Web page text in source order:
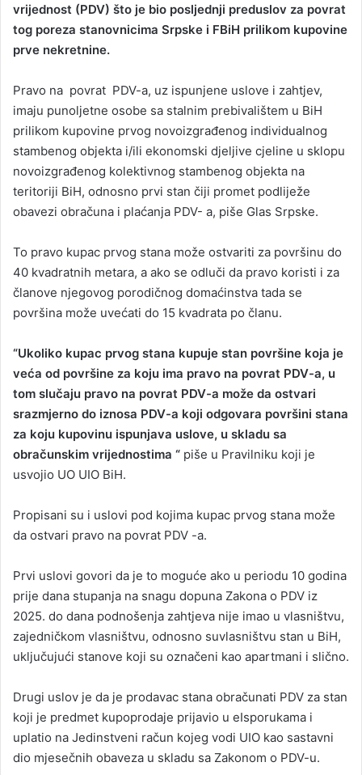
vrijednost (PDV) što je bio posljednji preduslov za povrat
tog poreza stanovnicima Srpske i FBiH prilikom kupovine
prve nekretnine.
Pravo na povrat PDV-a, uz ispunjene uslove i zahtjev,
imaju punoljetne osobe sa stalnim prebivalištem u BiH
prilikom kupovine prvog novoizgrađenog individualnog
stambenog objekta i/ili ekonomski djeljive cjeline u sklopu
novoizgrađenog kolektivnog stambenog objekta na
teritoriji BiH, odnosno prvi stan čiji promet podliježe
obavezi obračuna i plaćanja PDV- a, piše Glas Srpske.
To pravo kupac prvog stana može ostvariti za površinu do
40 kvadratnih metara, a ako se odluči da pravo koristi i za
članove njegovog porodičnog domaćinstva tada se
površina može uvećati do 15 kvadrata po članu.
“Ukoliko kupac prvog stana kupuje stan površine koja je
veća od površine za koju ima pravo na povrat PDV-a, u
tom slučaju pravo na povrat PDV-a može da ostvari
srazmjerno do iznosa PDV-a koji odgovara površini stana
za koju kupovinu ispunjava uslove, u skladu sa
obračunskim vrijednostima “ piše u Pravilniku koji je
usvojio UO UIO BiH.
Propisani su i uslovi pod kojima kupac prvog stana može
da ostvari pravo na povrat PDV -a.
Prvi uslovi govori da je to moguće ako u periodu 10 godina
prije dana stupanja na snagu dopuna Zakona o PDV iz
2025. do dana podnošenja zahtjeva nije imao u vlasništvu,
zajedničkom vlasništvu, odnosno suvlasništvu stan u BiH,
uključujući stanove koji su označeni kao apartmani i slično.
Drugi uslov je da je prodavac stana obračunati PDV za stan
koji je predmet kupoprodaje prijavio u eIsporukama i
uplatio na Jedinstveni račun kojeg vodi UIO kao sastavni
dio mjesečnih obaveza u skladu sa Zakonom o PDV-u.